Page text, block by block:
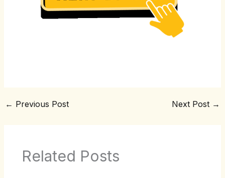
← Previous Post Next Post →
Related Posts